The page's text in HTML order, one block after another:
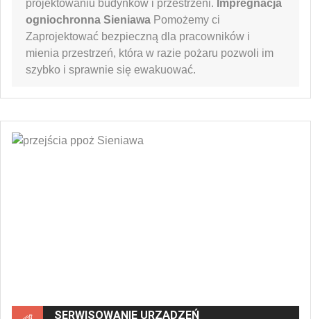
projektowaniu budynków i przestrzeni. Impregnacja
ogniochronna Sieniawa Pomożemy ci
Zaprojektować bezpieczną dla pracowników i
mienia przestrzeń, która w razie pożaru pozwoli im
szybko i sprawnie się ewakuować.
SERWISOWANIE URZĄDZEŃ